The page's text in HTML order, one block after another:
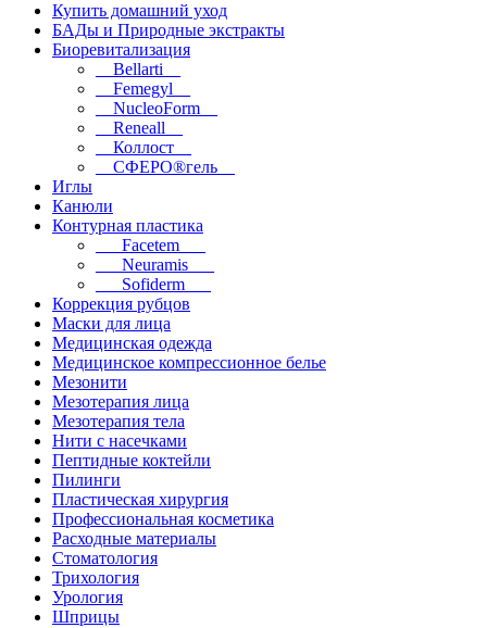
Купить домашний уход
БАДы и Природные экстракты
Биоревитализация
__Bellarti__
__Femegyl__
__NucleoForm__
__Reneall__
__Коллост__
__СФЕРО®гель__
Иглы
Канюли
Контурная пластика
___Facetem___
___Neuramis___
___Sofiderm___
Коррекция рубцов
Маски для лица
Медицинская одежда
Медицинское компрессионное белье
Мезонити
Мезотерапия лица
Мезотерапия тела
Нити с насечками
Пептидные коктейли
Пилинги
Пластическая хирургия
Профессиональная косметика
Расходные материалы
Стоматология
Трихология
Урология
Шприцы